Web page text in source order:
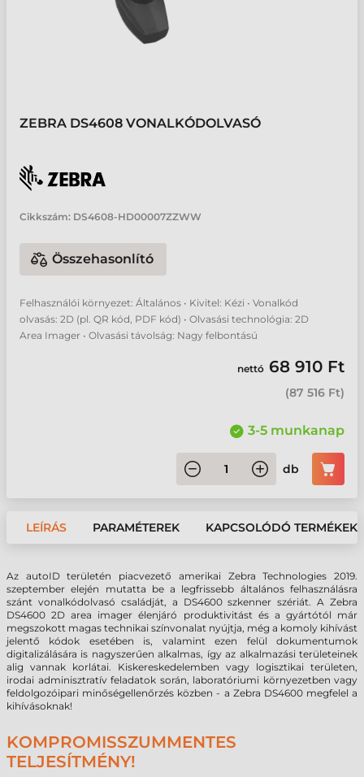
ZEBRA DS4608 VONALKÓDOLVASÓ
Cikkszám: DS4608-HD00007ZZWW
Összehasonlító
Felhasználói környezet: Általános • Kivitel: Kézi • Vonalkód
olvasás: 2D (pl. QR kód, PDF kód) • Olvasási technológia: 2D
Area Imager • Olvasási távolság: Nagy felbontású
nettó 68 910 Ft
(87 516 Ft)
3-5 munkanap
db
LEÍRÁS PARAMÉTEREK KAPCSOLÓDÓ TERMÉKEK
Az autoID területén piacvezető amerikai Zebra Technologies 2019.
szeptember elején mutatta be a legfrissebb általános felhasználásra
szánt vonalkódolvasó családját, a DS4600 szkenner szériát. A Zebra
DS4600 2D area imager élenjáró produktivitást és a gyártótól már
megszokott magas technikai színvonalat nyújtja, még a komoly kihívást
jelentő kódok esetében is, valamint ezen felül dokumentumok
digitalizálására is nagyszerűen alkalmas, így az alkalmazási területeinek
alig vannak korlátai. Kiskereskedelemben vagy logisztikai területen,
irodai adminisztratív feladatok során, laboratóriumi környezetben vagy
feldolgozóipari minőségellenőrzés közben - a Zebra DS4600 megfelel a
kihívásoknak!
KOMPROMISSZUMMENTES
TELJESÍTMÉNY!